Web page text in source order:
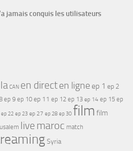
jamais conquis les utilisateurs
CAN en directen ligne ep 1 ep 2
ep 9 ep 10 ep 11 ep 12 ep 13 ep 14 ep 15 ep
ep 22 ep 23 ep 27 ep 28 ep 30 film film
live maroc match
Syria